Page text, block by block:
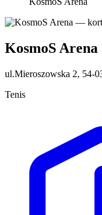
KosmoS Arena
ul.Mieroszowska 2, 54-
Tenis